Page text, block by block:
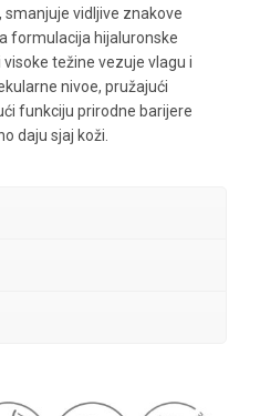
vidljive znakove
formulacija hijaluronske
težine vezuje vlagu i
nivoe, pružajući
funkciju prirodne barijere
daju sjaj koži.